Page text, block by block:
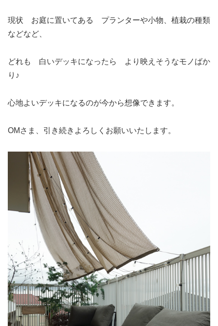
現状 お庭に置いてある プランターや小物、植栽の種類
などなど、
どれも 白いデッキになったら より映えそうなモノばか
り♪
心地よいデッキになるのが今から想像できます。
OMさま、引き続きよろしくお願いいたします。